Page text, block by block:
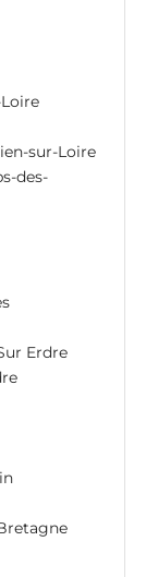
sur-Loire
des-
Erdre